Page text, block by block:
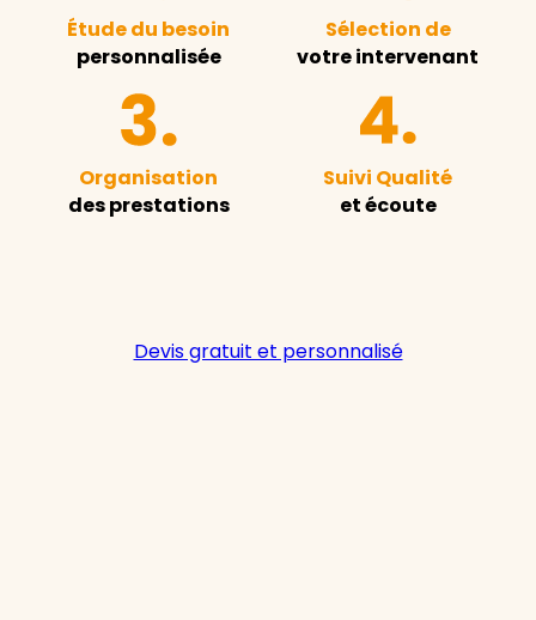
Étude du besoin
personnalisée
Sélection de
votre intervenant
Organisation
des prestations
Suivi Qualité
et écoute
Devis gratuit et personnalisé